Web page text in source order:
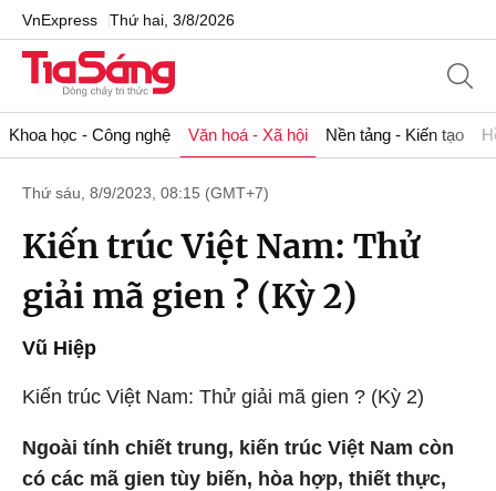
VnExpress Thứ hai, 3/8/2026
Khoa học - Công nghệ Văn hoá - Xã hội Nền tảng - Kiến tạo
Thứ sáu, 8/9/2023, 08:15 (GMT+7)
Kiến trúc Việt Nam: Thử
giải mã gien ? (Kỳ 2)
Vũ Hiệp
Kiến trúc Việt Nam: Thử giải mã gien ? (Kỳ 2)
Ngoài tính chiết trung, kiến trúc Việt Nam còn
có các mã gien tùy biến, hòa hợp, thiết thực,